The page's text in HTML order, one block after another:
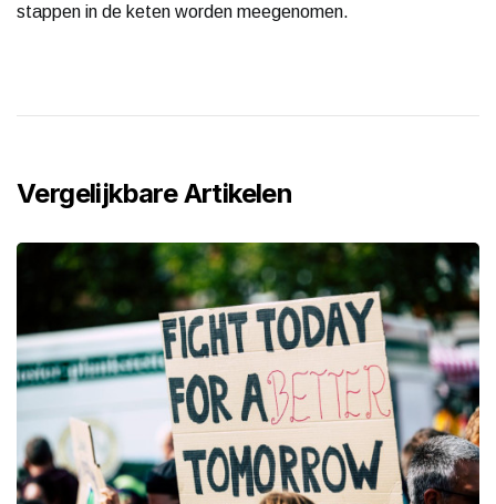
stappen in de keten worden meegenomen.
Vergelijkbare Artikelen